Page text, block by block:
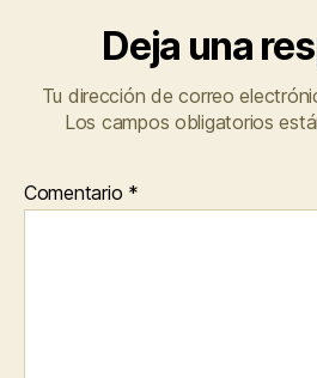
Deja una
Tu dirección de correo
Los campos obligatorios
Comentario *